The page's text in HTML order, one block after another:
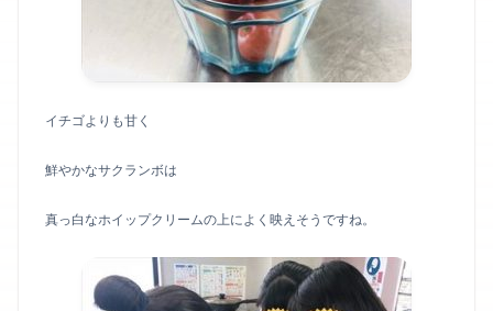
イチゴよりも甘く
鮮やかなサクランボは
真っ白なホイップクリームの上によく映えそうですね。